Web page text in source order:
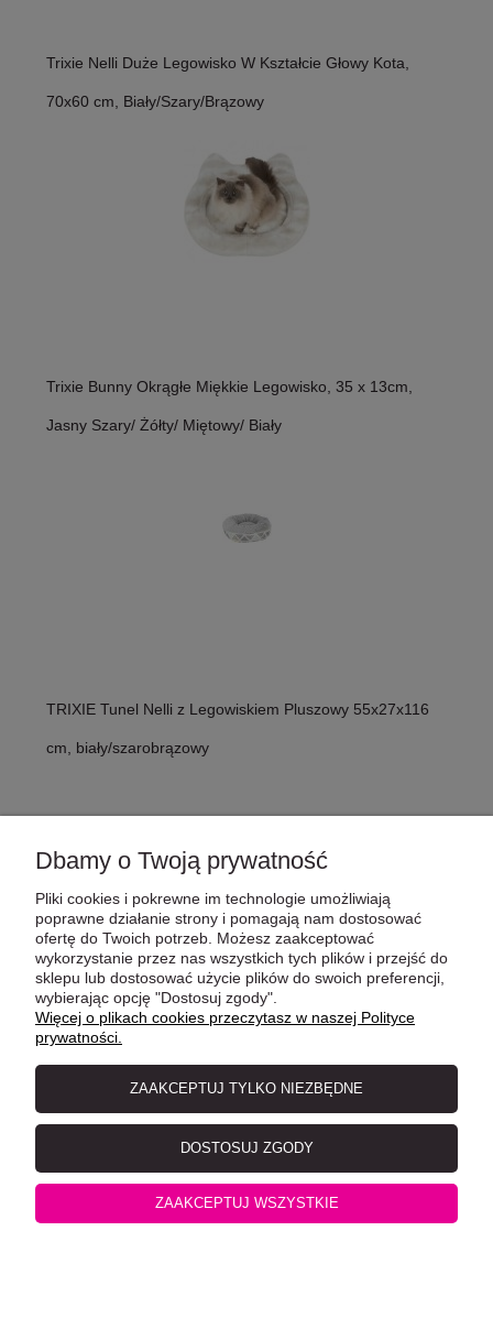
Trixie Nelli Duże Legowisko W Kształcie Głowy Kota,
70x60 cm, Biały/Szary/Brązowy
Trixie Bunny Okrągłe Miękkie Legowisko, 35 x 13cm,
Jasny Szary/ Żółty/ Miętowy/ Biały
TRIXIE Tunel Nelli z Legowiskiem Pluszowy 55x27x116
cm, biały/szarobrązowy
Trixie Legowisko Zamknięte Pufa ze Schowkiem i
Poduszką Kimy 72x40x40 cm, szary
Dbamy o Twoją prywatność
Pliki cookies i pokrewne im technologie umożliwiają
poprawne działanie strony i pomagają nam dostosować
ofertę do Twoich potrzeb. Możesz zaakceptować
wykorzystanie przez nas wszystkich tych plików i przejść do
sklepu lub dostosować użycie plików do swoich preferencji,
wybierając opcję "Dostosuj zgody".
Więcej o plikach cookies przeczytasz w naszej Polityce
prywatności.
ZAAKCEPTUJ TYLKO NIEZBĘDNE
DOSTOSUJ ZGODY
ZAAKCEPTUJ WSZYSTKIE